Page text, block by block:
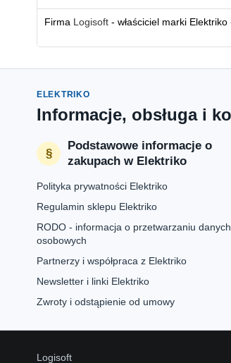
Firma Logisoft - właściciel marki
ELEKTRIKO
Informacje, obsługa i
Podstawowe informacje o
zakupach w Elektriko
Polityka prywatności Elektriko
Regulamin sklepu Elektriko
RODO - informacja o przetwarzaniu danych
osobowych
Partnerzy i współpraca z Elektriko
Newsletter i linki Elektriko
Zwroty i odstąpienie od umowy
Logisoft